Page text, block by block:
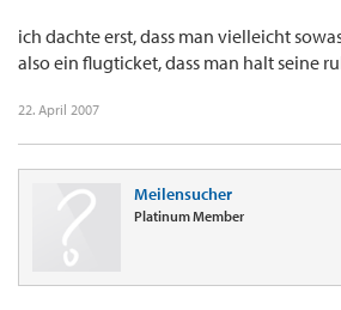
ich dachte erst, dass man vielleicht
also ein flugticket, dass man halt seine
22. April 2007
Meilensucher
Platinum Member